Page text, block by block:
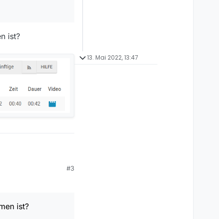
ist?
ist?
#3
ist?
13. Mai 2022, 13:47